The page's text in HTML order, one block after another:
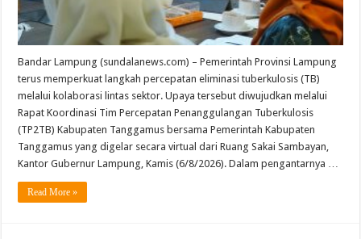
Bandar Lampung (sundalanews.com) – Pemerintah Provinsi Lampung
terus memperkuat langkah percepatan eliminasi tuberkulosis (TB)
melalui kolaborasi lintas sektor. Upaya tersebut diwujudkan melalui
Rapat Koordinasi Tim Percepatan Penanggulangan Tuberkulosis
(TP2TB) Kabupaten Tanggamus bersama Pemerintah Kabupaten
Tanggamus yang digelar secara virtual dari Ruang Sakai Sambayan,
Kantor Gubernur Lampung, Kamis (6/8/2026). Dalam pengantarnya …
Read More »